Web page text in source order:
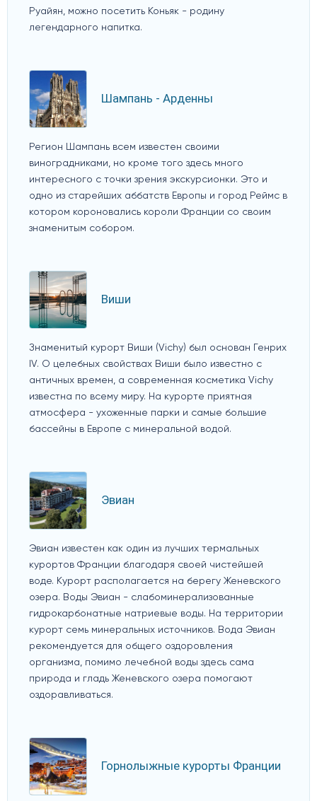
Руайян, можно посетить Коньяк - родину
легендарного напитка.
Шампань - Арденны
Регион Шампань всем известен своими
виноградниками, но кроме того здесь много
интересного с точки зрения экскурсионки. Это и
одно из старейших аббатств Европы и город Реймс в
котором короновались короли Франции со своим
знаменитым собором.
Виши
Знаменитый курорт Виши (Vichy) был основан Генрих
IV. О целебных свойствах Виши было известно с
античных времен, а современная косметика Vichy
известна по всему миру. На курорте приятная
атмосфера - ухоженные парки и самые большие
бассейны в Европе с минеральной водой.
Эвиан
Эвиан известен как один из лучших термальных
курортов Франции благодаря своей чистейшей
воде. Курорт располагается на берегу Женевского
озера. Воды Эвиан - слабоминерализованные
гидрокарбонатные натриевые воды. На территории
курорт семь минеральных источников. Вода Эвиан
рекомендуется для общего оздоровления
организма, помимо лечебной воды здесь сама
природа и гладь Женевского озера помогают
оздоравливаться.
Горнолыжные курорты Франции